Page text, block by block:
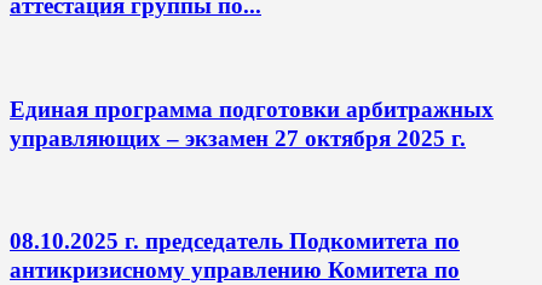
аттестация группы по...
Единая программа подготовки арбитражных
управляющих – экзамен 27 октября 2025 г.
08.10.2025 г. председатель Подкомитета по
антикризисному управлению Комитета по